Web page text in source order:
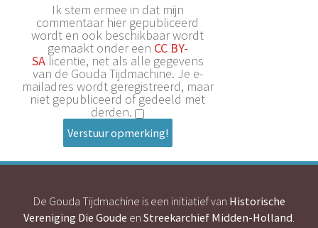
Ik stem ermee in dat mijn
commentaar hier gepubliceerd
wordt en ook beschikbaar wordt
gemaakt onder een CC BY-
SAlicentie, net als alle gegevens
van de Gouda Tijdmachine. Je e-
mailadres wordt geregistreerd, maar
niet gepubliceerd of gedeeld met
derden.
Verstuur opmerking!
De Gouda Tijdmachine is een initiatief van Historische
Vereniging Die Goude en Streekarchief Midden-Holland